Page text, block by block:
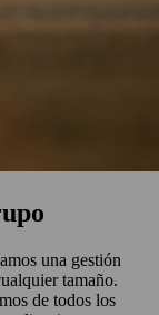
una gestión
tamaño.
de todos los